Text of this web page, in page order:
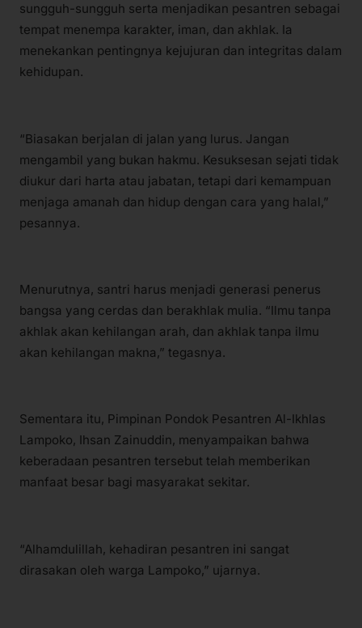
sungguh-sungguh serta menjadikan pesantren sebagai
tempat menempa karakter, iman, dan akhlak. Ia
menekankan pentingnya kejujuran dan integritas dalam
kehidupan.
“Biasakan berjalan di jalan yang lurus. Jangan
mengambil yang bukan hakmu. Kesuksesan sejati tidak
diukur dari harta atau jabatan, tetapi dari kemampuan
menjaga amanah dan hidup dengan cara yang halal,”
pesannya.
Menurutnya, santri harus menjadi generasi penerus
bangsa yang cerdas dan berakhlak mulia. “Ilmu tanpa
akhlak akan kehilangan arah, dan akhlak tanpa ilmu
akan kehilangan makna,” tegasnya.
Sementara itu, Pimpinan Pondok Pesantren Al-Ikhlas
Lampoko, Ihsan Zainuddin, menyampaikan bahwa
keberadaan pesantren tersebut telah memberikan
manfaat besar bagi masyarakat sekitar.
“Alhamdulillah, kehadiran pesantren ini sangat
dirasakan oleh warga Lampoko,” ujarnya.